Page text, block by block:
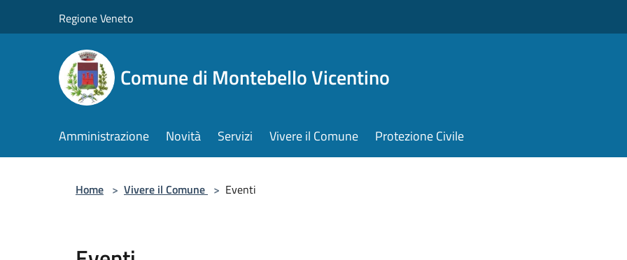
Regione Veneto
Comune di Montebello Vicentino
Amministrazione Novità Servizi Vivere il Comune Protezione Civile
Home > Vivere il Comune > Eventi